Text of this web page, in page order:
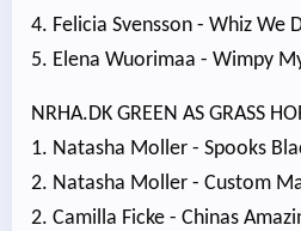
4. Felicia Svensson - Whiz We
5. Elena Wuorimaa - Wimpy
NRHA.DK GREEN AS GRASS
1. Natasha Moller - Spooks
2. Natasha Moller - Custom
2. Camilla Ficke - Chinas